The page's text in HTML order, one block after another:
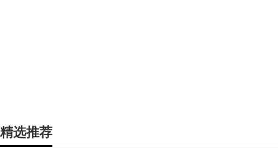
精选推荐